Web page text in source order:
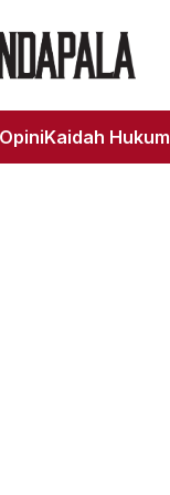
OpiniKaidah Hukum